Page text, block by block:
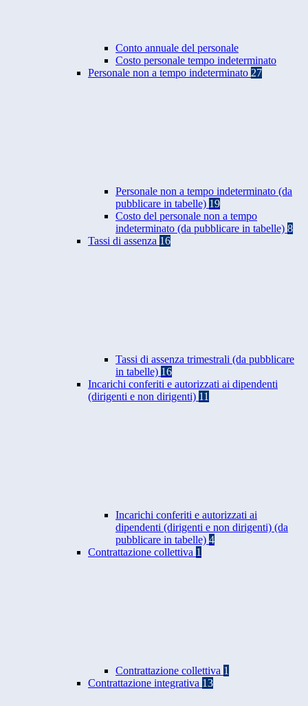
Conto annuale del personale
Costo personale tempo indeterminato
Personale non a tempo indeterminato 27
Personale non a tempo indeterminato (da
pubblicare in tabelle) 19
Costo del personale non a tempo
indeterminato (da pubblicare in tabelle) 8
Tassi di assenza 16
Tassi di assenza trimestrali (da pubblicare
in tabelle) 16
Incarichi conferiti e autorizzati ai dipendenti
(dirigenti e non dirigenti) 11
Incarichi conferiti e autorizzati ai
dipendenti (dirigenti e non dirigenti) (da
pubblicare in tabelle) 4
Contrattazione collettiva 1
Contrattazione collettiva 1
Contrattazione integrativa 13